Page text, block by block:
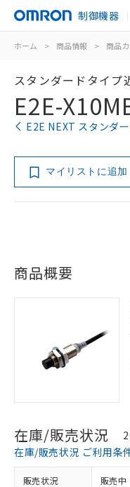
制御機器
ホーム > 商品情報 > 商品
スタンダードタイプ
E2E-
E2E NEXT スタンダ
マイリストに追加
商品概要
在庫/販売状況
在庫/販売状況 ご利用条
販売状況 販売中